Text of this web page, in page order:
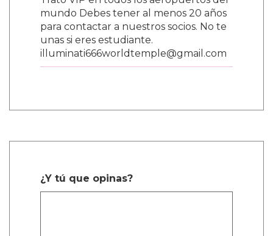
mundo Debes tener al menos 20 años
para contactar a nuestros socios. No te
unas si eres estudiante.
illuminati666worldtemple@gmail.com
¿Y tú que opinas?